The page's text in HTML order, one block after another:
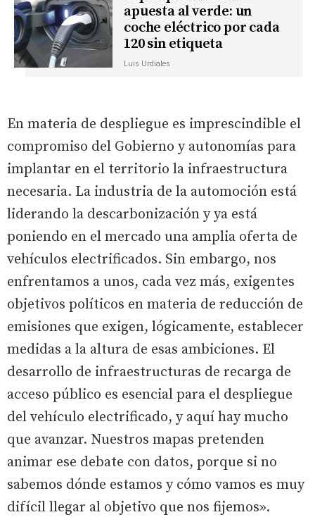
apuesta al verde: un
coche eléctrico por cada
120 sin etiqueta
Luis Urdiales
En materia de despliegue es imprescindible el
compromiso del Gobierno y autonomías para
implantar en el territorio la infraestructura
necesaria. La industria de la automoción está
liderando la descarbonización y ya está
poniendo en el mercado una amplia oferta de
vehículos electrificados. Sin embargo, nos
enfrentamos a unos, cada vez más, exigentes
objetivos políticos en materia de reducción de
emisiones que exigen, lógicamente, establecer
medidas a la altura de esas ambiciones. El
desarrollo de infraestructuras de recarga de
acceso público es esencial para el despliegue
del vehículo electrificado, y aquí hay mucho
que avanzar. Nuestros mapas pretenden
animar ese debate con datos, porque si no
sabemos dónde estamos y cómo vamos es muy
difícil llegar al objetivo que nos fijemos».